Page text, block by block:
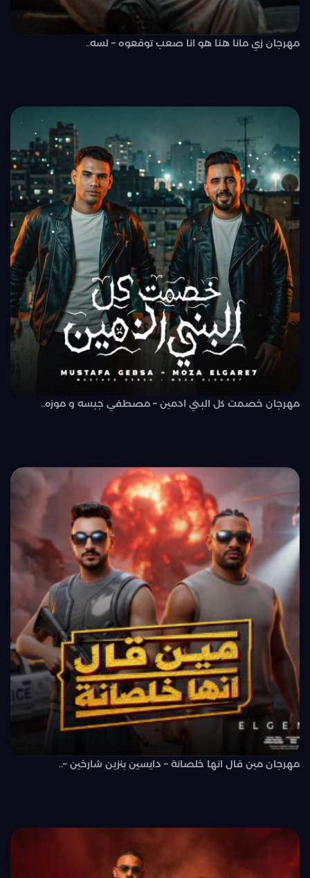
مهرجان زي مانا هنا هو انا صعب توقعوه – لسه..
مهرجان خصمت كل البني ادمين – مصطفي جبسه و موزه..
مهرجان مين قال انها خلصانة – دايسين بنزين شارخين –..